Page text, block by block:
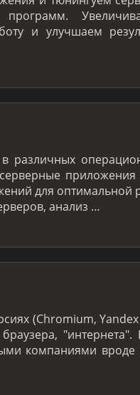
и улучшаем
различных
для оптимальной
анализ …
(Chromium,
"интернета".
компаниями